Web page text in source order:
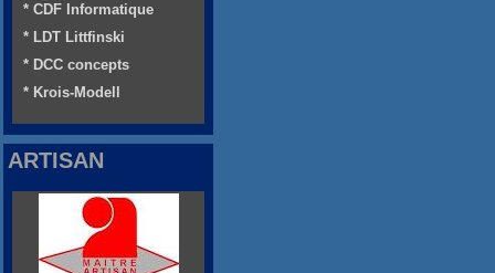
* CDF Informatique
* LDT Littfinski
* DCC concepts
* Krois-Modell
ARTISAN